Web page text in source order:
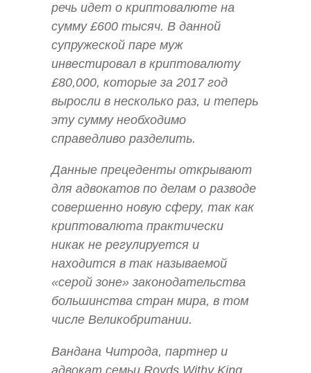
речь идет о криптовалюте на
сумму £600 тысяч. В данной
супружеской паре муж
инвестировал в криптовалюту
£80,000, которые за 2017 год
выросли в несколько раз, и теперь
эту сумму необходимо
справедливо разделить.
Данные прецеденты открывают
для адвокатов по делам о разводе
совершенно новую сферу, так как
криптовалюта практически
никак не регулируется и
находится в так называемой
«серой зоне» законодательства
большинства стран мира, в том
числе Великобритании.
Вандана Читрода, партнер и
адвокат семьи Royds Withy King